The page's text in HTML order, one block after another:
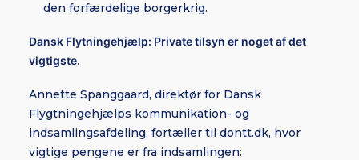
den forfærdelige borgerkrig.
Dansk Flytningehjælp: Private tilsyn er noget af det
vigtigste.
Annette Spanggaard, direktør for Dansk
Flygtningehjælps kommunikation- og
indsamlingsafdeling, fortæller til dontt.dk, hvor
vigtige pengene er fra indsamlingen: